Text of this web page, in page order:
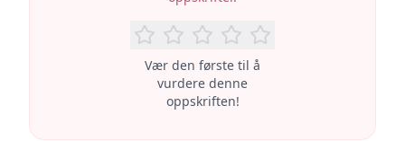
Vær den første til å
vurdere denne
oppskriften!